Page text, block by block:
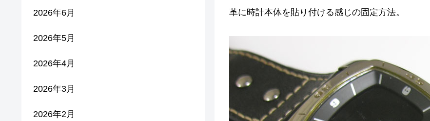
革に時計本体を貼り付ける感じの固定方法。
2026年6月
2026年5月
2026年4月
2026年3月
2026年2月